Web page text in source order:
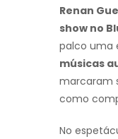
Renan
show no
palco uma
músicas
marcaram
como
No